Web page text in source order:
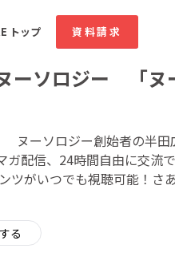
トップ 資料請求
新着のコミュニティ
フード・飲食店
ーソロジー 「ヌ
ソロジー創始者の半田
配信、24時間自由に交流
ツがいつでも視聴可能！さ
る